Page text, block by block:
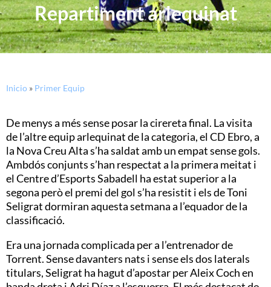
Repartiment arlequinat
Inicio » Primer Equip
De menys a més sense posar la cirereta final. La visita
de l’altre equip arlequinat de la categoria, el CD Ebro, a
la Nova Creu Alta s’ha saldat amb un empat sense gols.
Ambdós conjunts s’han respectat a la primera meitat i
el Centre d’Esports Sabadell ha estat superior a la
segona però el premi del gol s’ha resistit i els de Toni
Seligrat dormiran aquesta setmana a l’equador de la
classificació.
Era una jornada complicada per a l’entrenador de
Torrent. Sense davanters nats i sense els dos laterals
titulars, Seligrat ha hagut d’apostar per Aleix Coch en